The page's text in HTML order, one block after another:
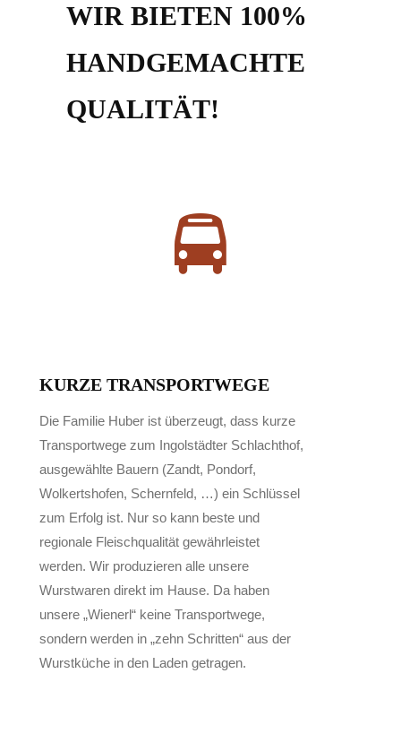
WIR BIETEN 100%
HANDGEMACHTE
QUALITÄT!
KURZE TRANSPORTWEGE
Die Familie Huber ist überzeugt, dass kurze
Transportwege zum Ingolstädter Schlachthof,
ausgewählte Bauern (Zandt, Pondorf,
Wolkertshofen, Schernfeld, …) ein Schlüssel
zum Erfolg ist. Nur so kann beste und
regionale Fleischqualität gewährleistet
werden. Wir produzieren alle unsere
Wurstwaren direkt im Hause. Da haben
unsere „Wienerl“ keine Transportwege,
sondern werden in „zehn Schritten“ aus der
Wurstküche in den Laden getragen.